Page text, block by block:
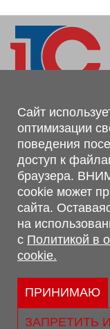
Магазин, склад
г. Минск, Минский
223062
г. Брест, ул.
Обращаем Ваше
информация,
характеристик,
сервисного
не является
Гражданского
Политика обработки
Политикой в
Сайт
оптимизации
поведения
доступ к
браузера.
cookie может
сайта.
на
с Политикой в
cookie.
ПРИНИМАЮ
ЗАПРЕТИТЬ